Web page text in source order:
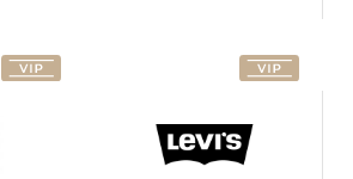
Litchi
Sushi